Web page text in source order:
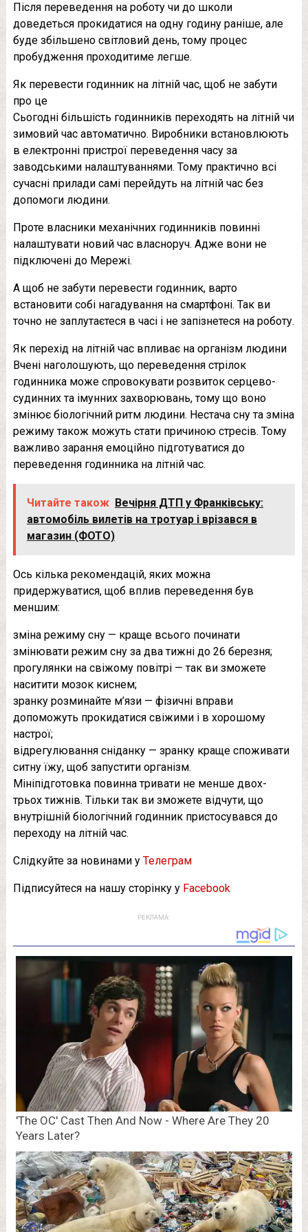
Після переведення на роботу чи до школи
доведеться прокидатися на одну годину раніше, але
буде збільшено світловий день, тому процес
пробудження проходитиме легше.
Як перевести годинник на літній час, щоб не забути
про це
Сьогодні більшість годинників переходять на літній чи
зимовий час автоматично. Виробники встановлюють
в електронні пристрої переведення часу за
заводськими налаштуваннями. Тому практично всі
сучасні прилади самі перейдуть на літній час без
допомоги людини.
Проте власники механічних годинників повинні
налаштувати новий час власноруч. Адже вони не
підключені до Мережі.
А щоб не забути перевести годинник, варто
встановити собі нагадування на смартфоні. Так ви
точно не заплутаєтеся в часі і не запізнетеся на роботу.
Як перехід на літній час впливає на організм людини
Вчені наголошують, що переведення стрілок
годинника може спровокувати розвиток серцево-
судинних та імунних захворювань, тому що воно
змінює біологічний ритм людини. Нестача сну та зміна
режиму також можуть стати причиною стресів. Тому
важливо зарання емоційно підготуватися до
переведення годинника на літній час.
Читайте також Вечірня ДТП у Франківську:
автомобіль вилетів на тротуар і врізався в
магазин (ФОТО)
Ось кілька рекомендацій, яких можна
придержуватися, щоб вплив переведення був
меншим:
зміна режиму сну — краще всього починати
змінювати режим сну за два тижні до 26 березня;
прогулянки на свіжому повітрі — так ви зможете
наситити мозок киснем;
зранку розминайте м’язи — фізичні вправи
допоможуть прокидатися свіжими і в хорошому
настрої;
відрегулювання сніданку — зранку краще споживати
ситну їжу, щоб запустити організм.
Мініпідготовка повинна тривати не менше двох-
трьох тижнів. Тільки так ви зможете відчути, що
внутрішній біологічний годинник пристосувався до
переходу на літній час.
Слідкуйте за новинами у Телеграм
Підписуйтеся на нашу сторінку у Facebook
РЕКЛАМА: